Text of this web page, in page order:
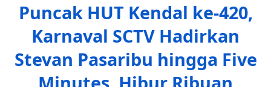
Puncak HUT Kendal ke-420,
Karnaval SCTV Hadirkan
Stevan Pasaribu hingga Five